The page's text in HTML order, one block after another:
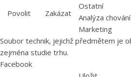
Povolit
Zakázat
Ostatní
Analýza
Marketing
Soubor technik, jejichž předmětem je
zejména studie trhu.
Facebook